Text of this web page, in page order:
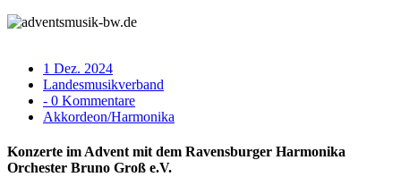
1 Dez. 2024
Landesmusikverband
- 0 Kommentare
Akkordeon/Harmonika
Konzerte im Advent mit dem Ravensburger Harmonika
Orchester Bruno Groß e.V.